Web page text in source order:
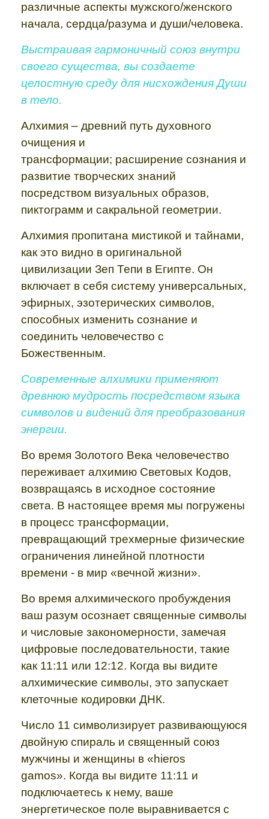
различные аспекты мужского/женского
начала, сердца/разума и души/человека.
Выстраивая гармоничный союз внутри
своего существа, вы создаете
целостную среду для нисхождения Души
в тело.
Алхимия – древний путь духовного
очищения и
трансформации; расширение сознания и
развитие творческих знаний
посредством визуальных образов,
пиктограмм и сакральной геометрии.
Алхимия пропитана мистикой и тайнами,
как это видно в оригинальной
цивилизации Зеп Тепи в Египте. Он
включает в себя систему универсальных,
эфирных, эзотерических символов,
способных изменить сознание и
соединить человечество с
Божественным.
Современные алхимики применяют
древнюю мудрость посредством языка
символов и видений для преобразования
энергии.
Во время Золотого Века человечество
переживает алхимию Световых Кодов,
возвращаясь в исходное состояние
света. В настоящее время мы погружены
в процесс трансформации,
превращающий трехмерные физические
ограничения линейной плотности
времени - в мир «вечной жизни».
Во время алхимического пробуждения
ваш разум осознает священные символы
и числовые закономерности, замечая
цифровые последовательности, такие
как 11:11 или 12:12. Когда вы видите
алхимические символы, это запускает
клеточные кодировки ДНК.
Число 11 символизирует развивающуюся
двойную спираль и священный союз
мужчины и женщины в «hieros
gamos». Когда вы видите 11:11 и
подключаетесь к нему, ваше
энергетическое поле выравнивается с